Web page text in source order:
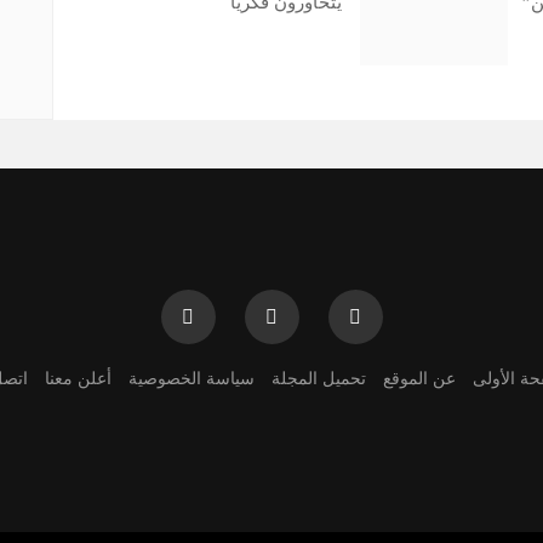
الأولى عن الموقع تحميل المجلة سياسة الخصوصية أعلن معنا